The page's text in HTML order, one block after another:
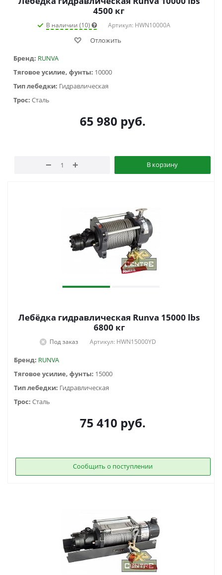
4500 кг
В наличии (10) Артикул: HWN10000A
Отложить
Бренд: RUNVA
Тяговое усилие, фунты: 10000
Тип лебедки: Гидравлическая
Трос: Сталь
65 980 руб.
В корзину
Лебёдка гидравлическая Runva 15000 lbs
6800 кг
Под заказ Артикул: HWN15000YD
Бренд: RUNVA
Тяговое усилие, фунты: 15000
Тип лебедки: Гидравлическая
Трос: Сталь
75 410 руб.
Сообщить о поступлении